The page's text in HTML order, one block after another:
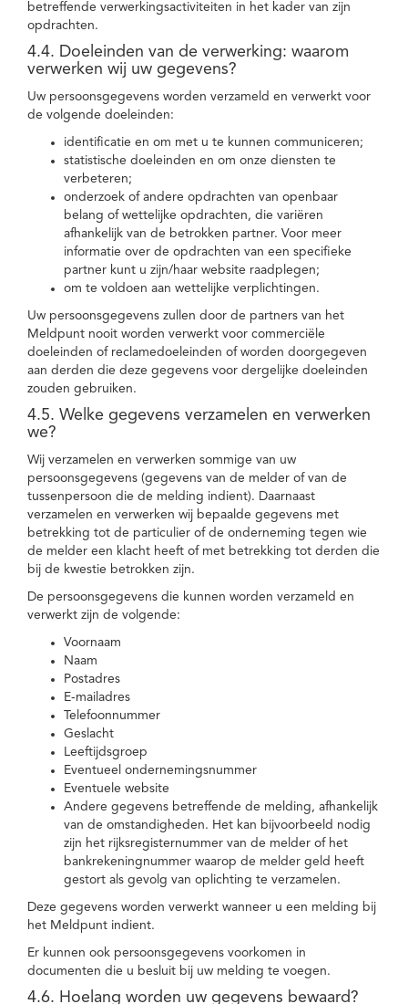
betreffende verwerkingsactiviteiten in het kader van zijn
opdrachten.
4.4. Doeleinden van de verwerking: waarom
verwerken wij uw gegevens?
Uw persoonsgegevens worden verzameld en verwerkt voor
de volgende doeleinden:
identificatie en om met u te kunnen communiceren;
statistische doeleinden en om onze diensten te
verbeteren;
onderzoek of andere opdrachten van openbaar
belang of wettelijke opdrachten, die variëren
afhankelijk van de betrokken partner. Voor meer
informatie over de opdrachten van een specifieke
partner kunt u zijn/haar website raadplegen;
om te voldoen aan wettelijke verplichtingen.
Uw persoonsgegevens zullen door de partners van het
Meldpunt nooit worden verwerkt voor commerciële
doeleinden of reclamedoeleinden of worden doorgegeven
aan derden die deze gegevens voor dergelijke doeleinden
zouden gebruiken.
4.5. Welke gegevens verzamelen en verwerken
we?
Wij verzamelen en verwerken sommige van uw
persoonsgegevens (gegevens van de melder of van de
tussenpersoon die de melding indient). Daarnaast
verzamelen en verwerken wij bepaalde gegevens met
betrekking tot de particulier of de onderneming tegen wie
de melder een klacht heeft of met betrekking tot derden die
bij de kwestie betrokken zijn.
De persoonsgegevens die kunnen worden verzameld en
verwerkt zijn de volgende:
Voornaam
Naam
Postadres
E-mailadres
Telefoonnummer
Geslacht
Leeftijdsgroep
Eventueel ondernemingsnummer
Eventuele website
Andere gegevens betreffende de melding, afhankelijk
van de omstandigheden. Het kan bijvoorbeeld nodig
zijn het rijksregisternummer van de melder of het
bankrekeningnummer waarop de melder geld heeft
gestort als gevolg van oplichting te verzamelen.
Deze gegevens worden verwerkt wanneer u een melding bij
het Meldpunt indient.
Er kunnen ook persoonsgegevens voorkomen in
documenten die u besluit bij uw melding te voegen.
4.6. Hoelang worden uw gegevens bewaard?